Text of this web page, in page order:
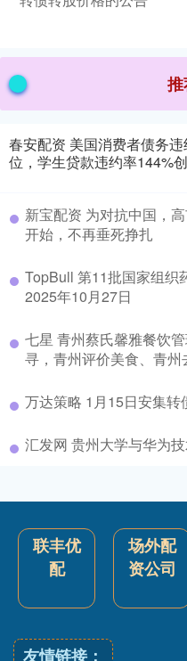
春安配资 美国消费者债务
位，学生贷款违约率144%
新宝配资 为对抗中国，
开始，不再垂死挣扎
TopBull 第11批国家组织
2025年10月27日
七星 青州蔡氏馨雅餐饮
寻，青州评价美食、青
万达策略 1月15日安集
汇发网 贵州大学与华为
联丰优
配
场外配
资公司
友情链接：